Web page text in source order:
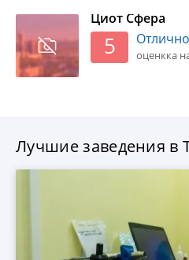
Циот Сфера
5 Отлично
оценкка
Лучшие заведения в